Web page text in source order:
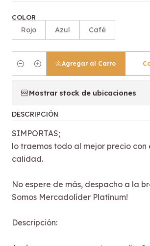
COLOR
Rojo Azul Café
Cantidad
Agregar al Carro
Mostrar stock de ubicaciones
DESCRIPCIÓN
SIMPORTAS;
lo traemos todo al mejor precio con
calidad.
No espere de más, despacho a la
Somos Mercadolíder Platínum!
Descripción: